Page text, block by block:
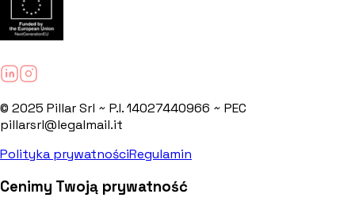
© 2025 Pillar Srl ~ P.I. 14027440966 ~ PEC
pillarsrl@legalmail.it
Polityka prywatnościRegulamin
Cenimy Twoją prywatność